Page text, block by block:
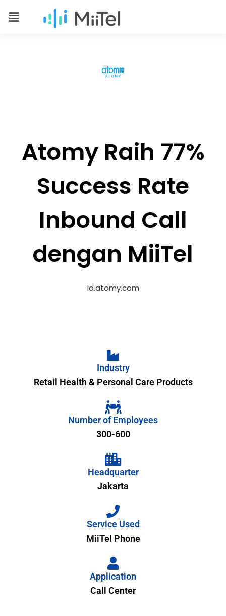
Atomy Raih 77%
Success Rate
Inbound Call
dengan MiiTel
id.atomy.com
Industry
Retail Health & Personal Care Products
Number of Employees
300-600
Headquarter
Jakarta
Service Used
MiiTel Phone
Application
Call Center